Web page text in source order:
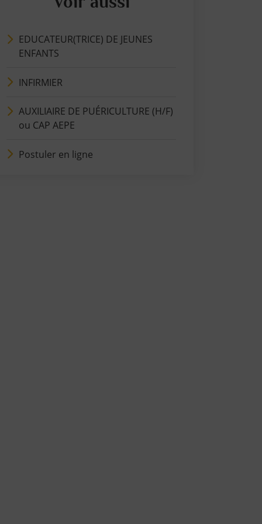
EDUCATEUR(TRICE) DE JEUNES
ENFANTS
INFIRMIER
AUXILIAIRE DE PUÉRICULTURE (H/F)
ou CAP AEPE
Postuler en ligne